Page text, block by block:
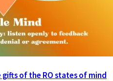
of the RO states of mind